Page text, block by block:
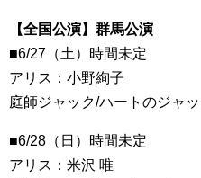
【全国公演】群馬公演
■6/27（土）時間未定
アリス：小野絢子
庭師ジャック/ハートのジャ
■6/28（日）時間未定
アリス：米沢 唯